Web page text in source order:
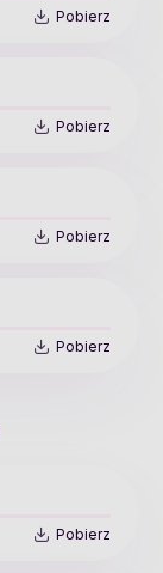
Pobierz
Pobierz
Pobierz
Pobierz
Pobierz